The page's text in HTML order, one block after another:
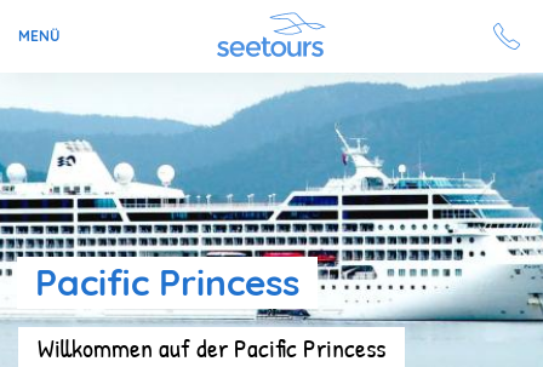
MENÜ
Seetours
Ziele
Ratgeber
Schiffe
Pacific Princess
Willkommen auf der Pacific Princess